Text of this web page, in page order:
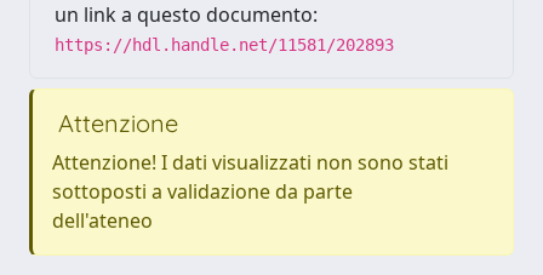
un link a questo documento:
https://hdl.handle.net/11581/202893
Attenzione
Attenzione! I dati visualizzati non sono stati
sottoposti a validazione da parte
dell'ateneo